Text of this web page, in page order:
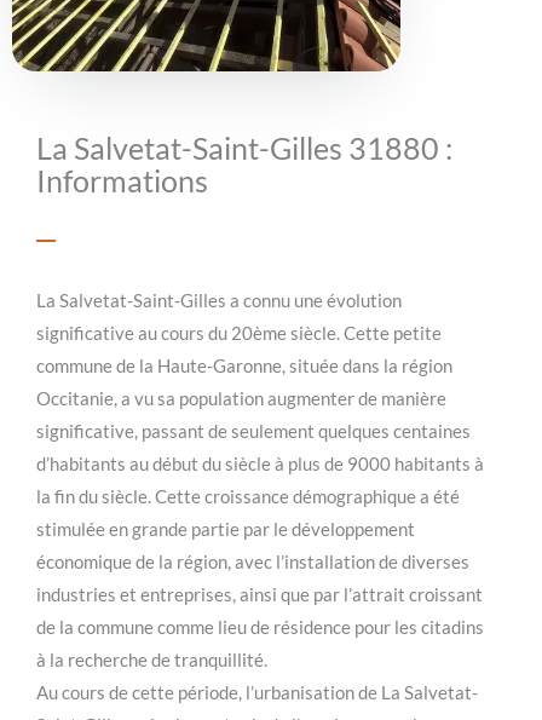
La Salvetat-Saint-Gilles 31880 :
Informations
La Salvetat-Saint-Gilles a connu une évolution
significative au cours du 20ème siècle. Cette petite
commune de la Haute-Garonne, située dans la région
Occitanie, a vu sa population augmenter de manière
significative, passant de seulement quelques centaines
d’habitants au début du siècle à plus de 9000 habitants à
la fin du siècle. Cette croissance démographique a été
stimulée en grande partie par le développement
économique de la région, avec l’installation de diverses
industries et entreprises, ainsi que par l’attrait croissant
de la commune comme lieu de résidence pour les citadins
à la recherche de tranquillité.
Au cours de cette période, l’urbanisation de La Salvetat-